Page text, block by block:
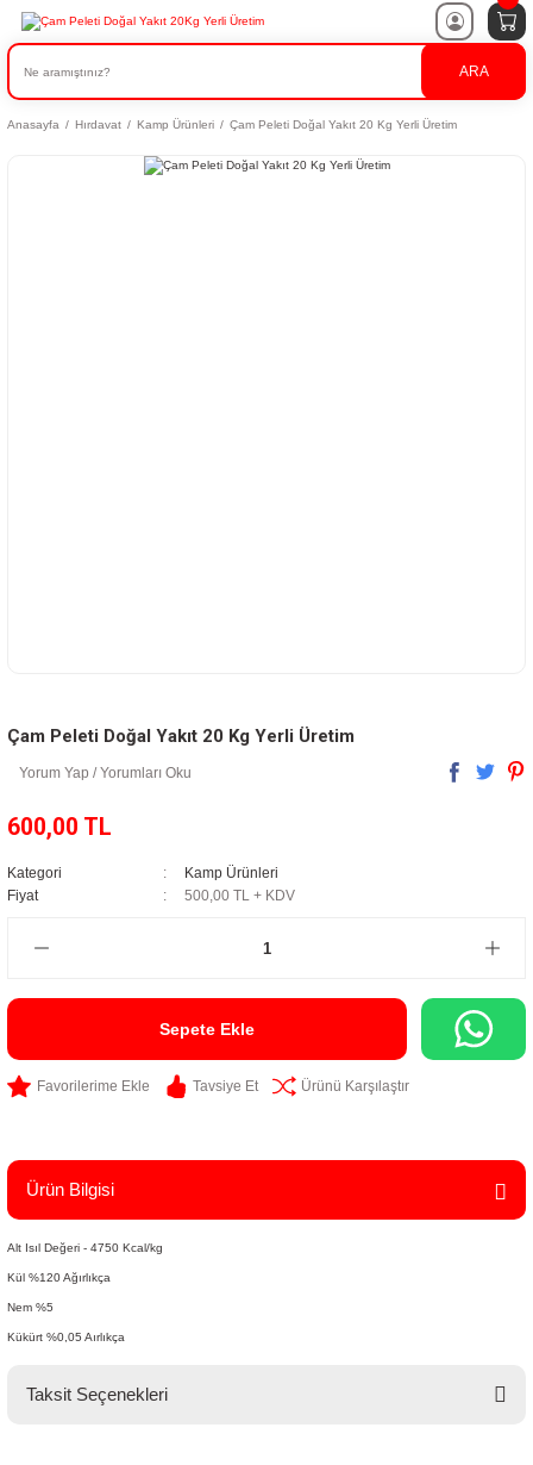
ARA
Anasayfa Hırdavat Kamp Ürünleri Çam Peleti Doğal Yakıt 20 Kg Yerli Üretim
Çam Peleti Doğal Yakıt 20 Kg Yerli Üretim
Yorum Yap / Yorumları Oku
600,00 TL
Kategori
Kamp Ürünleri
Fiyat
500,00 TL + KDV
Sepete Ekle
Tavsiye Et Ürünü Karşılaştır
Ürün Bilgisi
Alt Isıl Değeri - 4750 Kcal/kg
Kül %120 Ağırlıkça
Nem %5
Kükürt %0,05 Aırlıkça
Taksit Seçenekleri